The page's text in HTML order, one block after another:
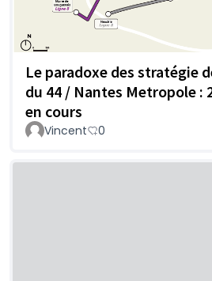
Le paradoxe des stratégie
du 44 / Nantes Metropole :
en cours
Vincent 0